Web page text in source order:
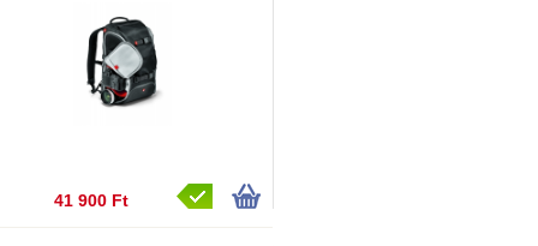
41 900 Ft